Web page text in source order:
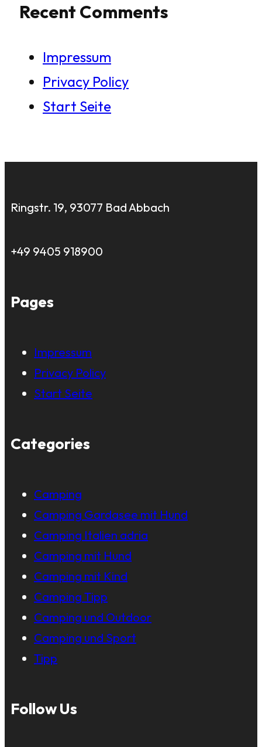
Recent Comments
Impressum
Privacy Policy
Start Seite
Ringstr. 19, 93077 Bad Abbach
+49 9405 918900
Pages
Impressum
Privacy Policy
Start Seite
Categories
Camping
Camping Gardasee mit Hund
Camping Italien adria
Camping mit Hund
Camping mit Kind
Camping Tipp
Camping und Outdoor
Camping und Sport
Tipp
Follow Us